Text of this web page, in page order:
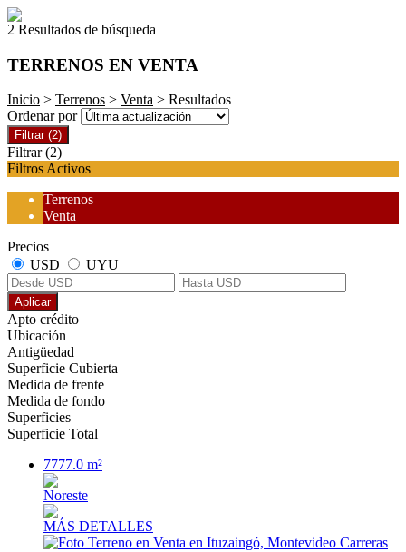
2 Resultados de búsqueda
TERRENOS EN VENTA
Inicio > Terrenos > Venta > Resultados
Ordenar por
Filtrar (2)
Filtrar (2)
Filtros Activos
Terrenos
Venta
Precios
USD
UYU
Aplicar
Apto crédito
Ubicación
Antigüedad
Superficie Cubierta
Medida de frente
Medida de fondo
Superficies
Superficie Total
7777.0 m²
Noreste
MÁS DETALLES